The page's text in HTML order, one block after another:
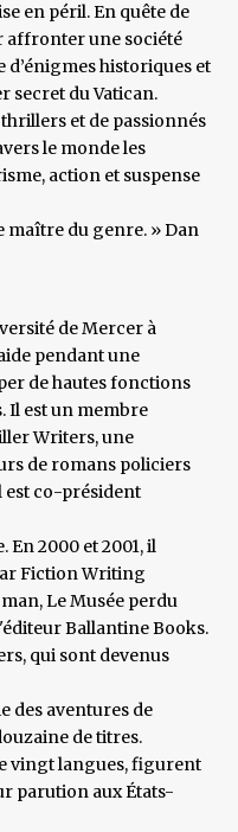
en péril. En quête de
affronter une société
historiques et
secret du Vatican.
et de passionnés
le monde les
action et suspense
maître du genre. » Dan
de Mercer à
pendant une
de hautes fonctions
Il est un membre
Writers, une
de romans policiers
est co-président
En 2000 et 2001, il
Fiction Writing
Le Musée perdu
Ballantine Books.
qui sont devenus
des aventures de
de titres.
vingt langues, figurent
parution aux États-